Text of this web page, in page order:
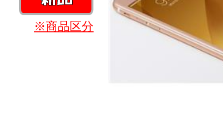
※商品区分